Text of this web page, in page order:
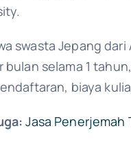
swasta Jepang
bulan selama 1
biaya
Jasa Penerjemah